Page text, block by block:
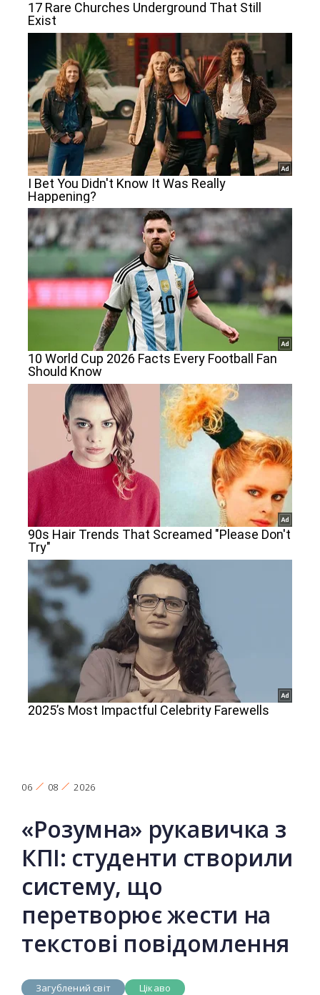
06 08 2026
«Розумна» рукавичка з
КПІ: студенти створили
систему, що
перетворює жести на
текстові повідомлення
Загублений світ Цікаво